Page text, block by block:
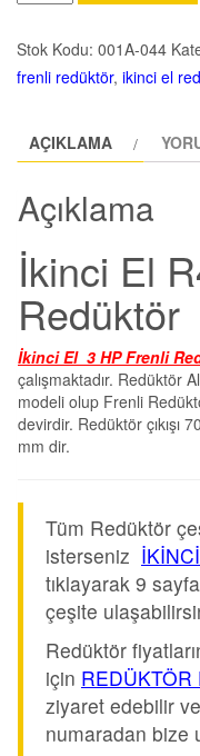
Stok Kodu: 001A-044
frenli redüktör, ikinci el
AÇIKLAMA
Açıklama
İkinci El
Redüktör
İkinci El 3 HP Frenli
çalışmaktadır. Redüktör
modeli olup Frenli
devirdir. Redüktör çıkışı
mm dir.
Tüm Redüktör
isterseniz
tıklayarak 9
çeşite
Redüktör
için REDÜKTÖR
ziyaret edebilir
numaradan bize